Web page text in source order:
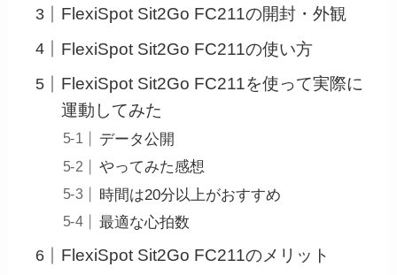
FlexiSpot Sit2Go FC211の開封・外観
FlexiSpot Sit2Go FC211の使い方
FlexiSpot Sit2Go FC211を使って実際に
運動してみた
データ公開
やってみた感想
時間は20分以上がおすすめ
最適な心拍数
FlexiSpot Sit2Go FC211のメリット